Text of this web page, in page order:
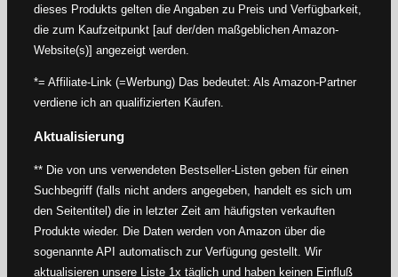
dieses Produkts gelten die Angaben zu Preis und Verfügbarkeit,
die zum Kaufzeitpunkt [auf der/den maßgeblichen Amazon-
Website(s)] angezeigt werden.
*= Affiliate-Link (=Werbung) Das bedeutet: Als Amazon-Partner
verdiene ich an qualifizierten Käufen.
Aktualisierung
** Die von uns verwendeten Bestseller-Listen geben für einen
Suchbegriff (falls nicht anders angegeben, handelt es sich um
den Seitentitel) die in letzter Zeit am häufigsten verkauften
Produkte wieder. Die Daten werden von Amazon über die
sogenannte API automatisch zur Verfügung gestellt. Wir
aktualisieren unsere Liste 1x täglich und haben keinen Einfluß